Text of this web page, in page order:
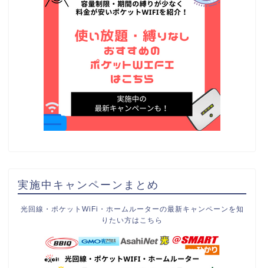
実施中キャンペーンまとめ
光回線・ポケットWiFi・ホームルーターの最新キャンペーンを知
りたい方はこちら